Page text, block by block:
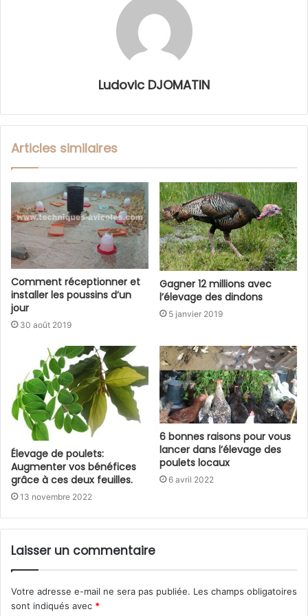
Ludovic DJOMATIN
Articles similaires
Comment réceptionner et
installer les poussins d’un
jour
30 août 2019
Gagner 12 millions avec
l’élevage des dindons
5 janvier 2019
Élevage de poulets:
Augmenter vos bénéfices
grâce à ces deux feuilles.
13 novembre 2022
6 bonnes raisons pour vous
lancer dans l’élevage des
poulets locaux
6 avril 2022
Laisser un commentaire
Votre adresse e-mail ne sera pas publiée. Les champs obligatoires
sont indiqués avec *